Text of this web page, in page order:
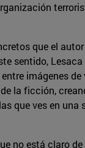
que el
sentido, Lesaca
imágenes de
la ficción,
que ves en una
no está claro de